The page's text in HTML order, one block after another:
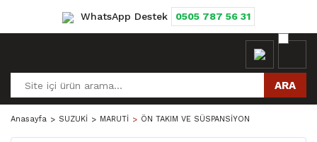
WhatsApp Destek 0505 787 56 31
ARA
Anasayfa SUZUKİ MARUTİ ÖN TAKIM VE SÜSPANSİYON